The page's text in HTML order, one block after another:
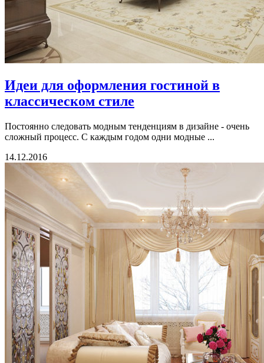
Идеи для оформления гостиной в
классическом стиле
Постоянно следовать модным тенденциям в дизайне - очень
сложный процесс. С каждым годом одни модные ...
14.12.2016